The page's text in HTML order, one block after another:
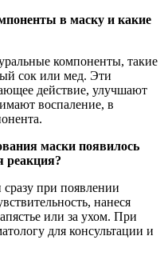
в маску и какие
компоненты, такие
сок или мед. Эти
действие, улучшают
воспаление, в
маски появилось
реакция?
при появлении
нанеся
или за ухом. При
для консультации и